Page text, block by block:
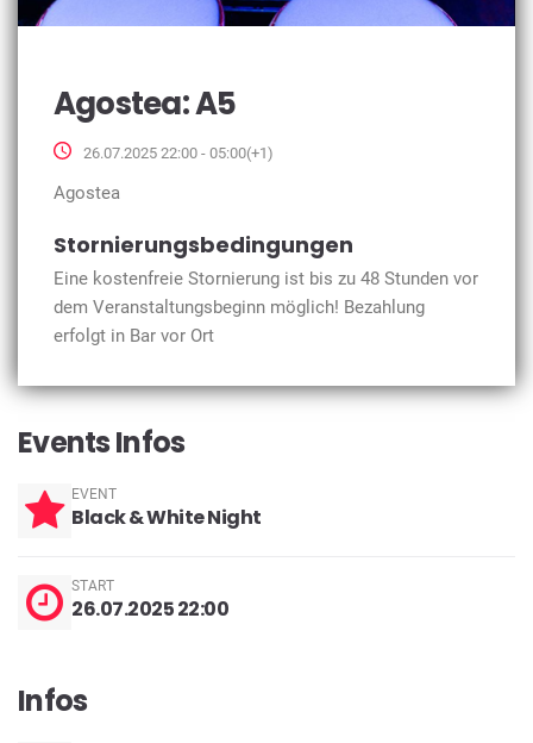
Agostea: A5
26.07.2025 22:00 - 05:00(+1)
Agostea
Stornierungsbedingungen
Eine kostenfreie Stornierung ist bis zu 48 Stunden vor
dem Veranstaltungsbeginn möglich! Bezahlung
erfolgt in Bar vor Ort
Events Infos
EVENT
Black & White Night
START
26.07.2025 22:00
Infos